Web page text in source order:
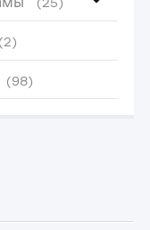
(25)
(2)
(98)